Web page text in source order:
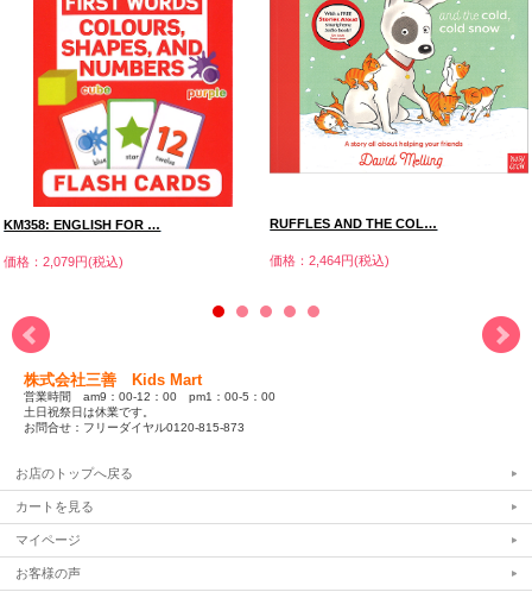
KM358: ENGLISH FOR …
価格：2,079円(税込)
RUFFLES AND THE COL…
価格：2,464円(税込)
株式会社三善 Kids Mart
営業時間 am9：00-12：00 pm1：00-5：00
土日祝祭日は休業です。
お問合せ：フリーダイヤル0120-815-873
お店のトップへ戻る
カートを見る
マイページ
お客様の声